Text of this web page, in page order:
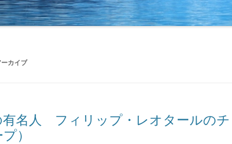
ーカイブ
有名人 フィリップ・レオタールのチ
）